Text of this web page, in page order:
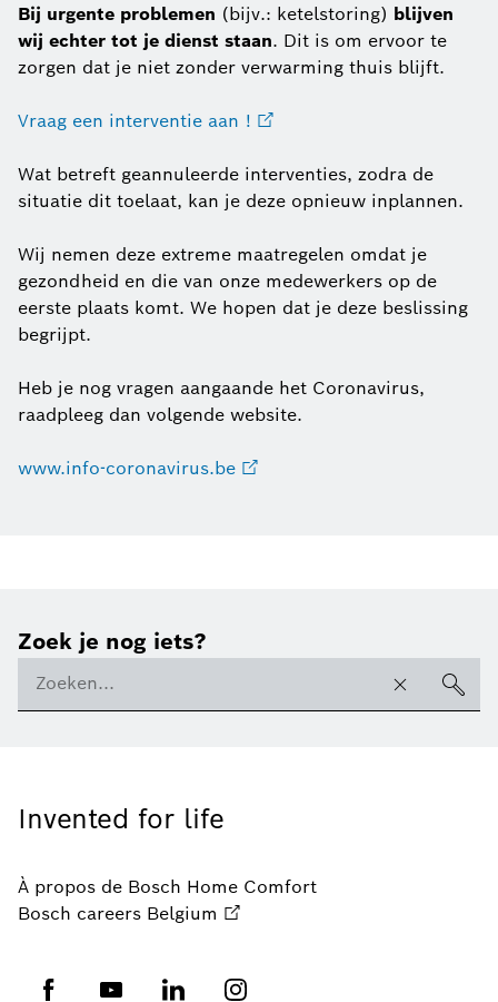
Bij urgente problemen (bijv.: ketelstoring) blijven
wij echter tot je dienst staan. Dit is om ervoor te
zorgen dat je niet zonder verwarming thuis blijft.
Vraag een interventie aan !
Wat betreft geannuleerde interventies, zodra de
situatie dit toelaat, kan je deze opnieuw inplannen.
Wij nemen deze extreme maatregelen omdat je
gezondheid en die van onze medewerkers op de
eerste plaats komt. We hopen dat je deze beslissing
begrijpt.
Heb je nog vragen aangaande het Coronavirus,
raadpleeg dan volgende website.
www.info-coronavirus.be
Zoek je nog iets?
Invented for life
À propos de Bosch Home Comfort
Bosch careers Belgium